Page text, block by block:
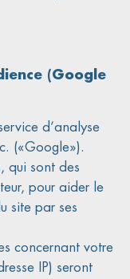
(Google
d’analyse
(«Google»).
qui sont des
pour aider le
site par ses
concernant votre
IP) seront